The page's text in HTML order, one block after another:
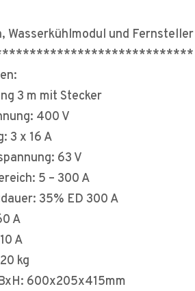
Wasserkühlmodul und Fernsteller
3 m mit Stecker
400 V
3 x 16 A
63 V
5 – 300 A
35% ED 300 A
A
A
kg
600x205x415mm